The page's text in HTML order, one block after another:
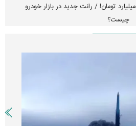
امتیاز واردات خودرو ۳ میلیارد تومان! / رانت جدید در بازار خودرو
چیست؟